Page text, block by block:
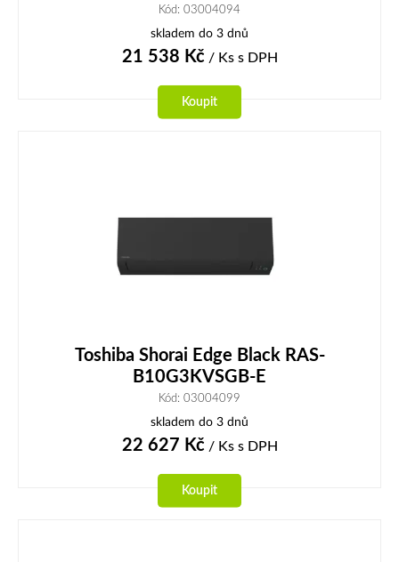
Kód: 03004094
skladem do 3 dnů
21 538 Kč/ Ks s DPH
Koupit
Toshiba Shorai Edge Black RAS-
B10G3KVSGB-E
Kód: 03004099
skladem do 3 dnů
22 627 Kč/ Ks s DPH
Koupit